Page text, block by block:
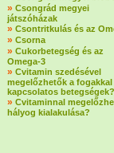
» Csongrád megyei
játszóházak
» Csontritkulás és az
» Csorna
» Cukorbetegség és az
Omega-3
» Cvitamin szedésével
megelőzhetők a fogakkal
kapcsolatos betegségek?
» Cvitaminnal
hályog kialakulása?